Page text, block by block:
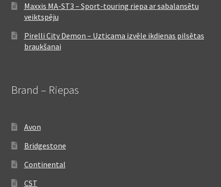
Maxxis MA-ST3 – Sport-touring riepa ar sabalansētu
veiktspēju
Pirelli City Demon – Uzticama izvēle ikdienas pilsētas
braukšanai
Brand – Riepas
Avon
Bridgestone
Continental
CST